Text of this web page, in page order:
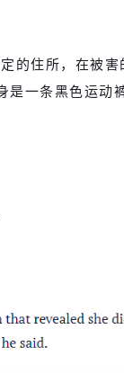
住所，在被害
一条黑色运动